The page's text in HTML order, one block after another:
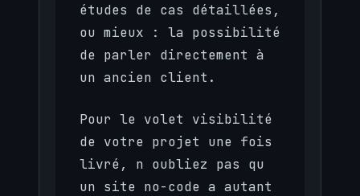
études de cas détaillées,
ou mieux : la possibilité
de parler directement à
un ancien client.
Pour le volet visibilité
de votre projet une fois
livré, n oubliez pas qu
un site no-code a autant